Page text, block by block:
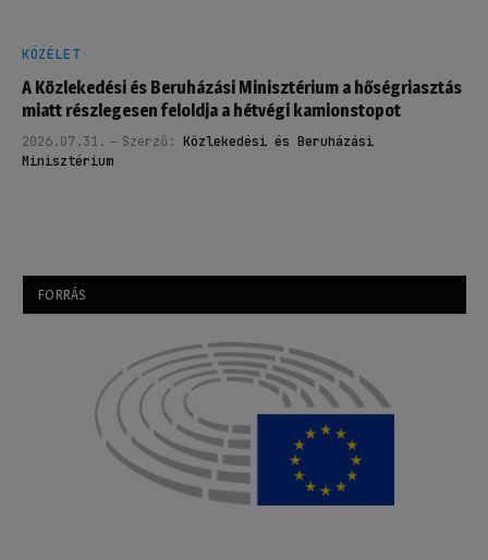
KÖZÉLET
A Közlekedési és Beruházási Minisztérium a hőségriasztás
miatt részlegesen feloldja a hétvégi kamionstopot
2026.07.31. Szerző: Közlekedési és Beruházási
Minisztérium
FORRÁS